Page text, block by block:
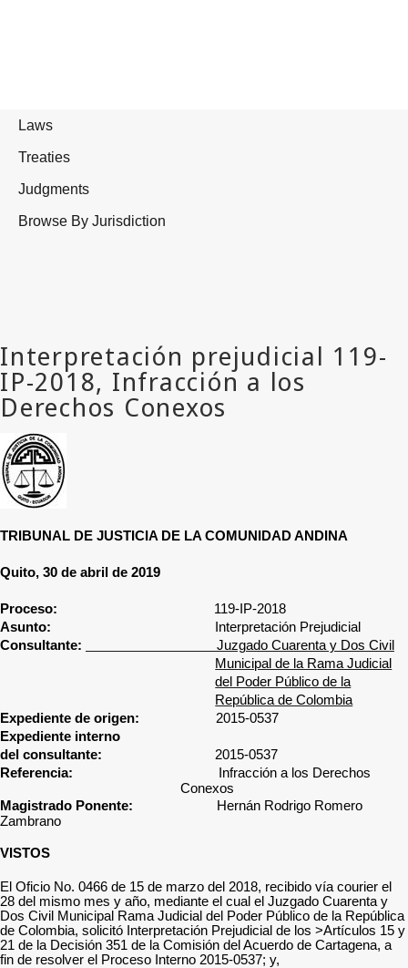
TRIBUNAL DE JUSTICIA DE LA COMUNIDAD ANDINA
Quito, 30 de abril de 2019
Proceso: 119-IP-2018
Asunto:
Interpretación Prejudicial
Consultante:
Juzgado Cuarenta y Dos Civil
Municipal de la Rama Judicial
del Poder Público de la
República de Colombia
Expediente de origen: 2015-0537
Expediente interno
del consultante: 2015-0537
Referencia: Infracción a los Derechos
Conexos
Magistrado Ponente:
Hernán Rodrigo Romero
Zambrano
VISTOS
El Oficio No. 0466 de 15 de marzo del 2018, recibido vía courier el
28 del mismo mes y año, mediante el cual el Juzgado Cuarenta y
Dos Civil Municipal Rama Judicial del Poder Público de la República
de Colombia, solicitó Interpretación Prejudicial de los >Artículos 15 y
21 de la Decisión 351 de la Comisión del Acuerdo de Cartagena, a
fin de resolver el Proceso Interno 2015-0537; y,